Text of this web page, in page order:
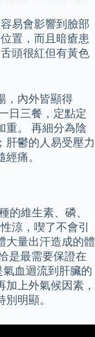
易會影響到臉部
置，而且暗瘡患
頭很紅但有黃色
，內外皆顯得
日三餐，定點定
重。 再細分為陰
肝鬱的人易受壓力
痛。
的維生素、磷、
涼，喫了不會引
大量出汗造成的體
是最需要保證在
氣血迴流到肝臟的
上外氣候因素，
明顯。